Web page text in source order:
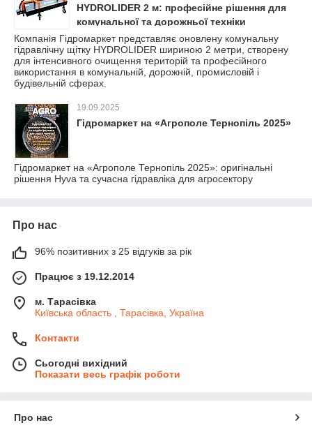
HYDROLIDER 2 м: професійне рішення для
комунальної та дорожньої техніки
Компанія Гідромаркет представляє оновлену комунальну
гідравлічну щітку HYDROLIDER шириною 2 метри, створену
для інтенсивного очищення територій та професійного
використання в комунальній, дорожній, промисловій і
будівельній сферах.
19.09.2025
Гідромаркет на «Агрополе Тернопіль 2025»
Гідромаркет на «Агрополе Тернопіль 2025»: оригінальні
рішення Hyva та сучасна гідравліка для агросектору
Про нас
96% позитивних з 25 відгуків за рік
Працює з 19.12.2014
м. Тарасівка
Київська область , Тарасівка, Україна
Контакти
Сьогодні вихідний
Показати весь графік роботи
Про нас